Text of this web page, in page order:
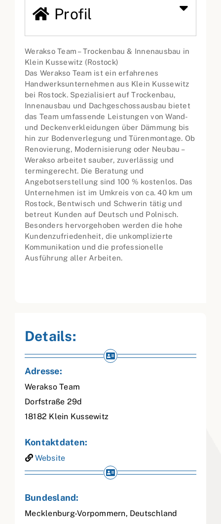
Profil
Werakso Team – Trockenbau & Innenausbau in
Klein Kussewitz (Rostock)
Das Werakso Team ist ein erfahrenes
Handwerksunternehmen aus Klein Kussewitz
bei Rostock. Spezialisiert auf Trockenbau,
Innenausbau und Dachgeschossausbau bietet
das Team umfassende Leistungen von Wand-
und Deckenverkleidungen über Dämmung bis
hin zur Bodenverlegung und Türenmontage. Ob
Renovierung, Modernisierung oder Neubau –
Werakso arbeitet sauber, zuverlässig und
termingerecht. Die Beratung und
Angebotserstellung sind 100 % kostenlos. Das
Unternehmen ist im Umkreis von ca. 40 km um
Rostock, Bentwisch und Schwerin tätig und
betreut Kunden auf Deutsch und Polnisch.
Besonders hervorgehoben werden die hohe
Kundenzufriedenheit, die unkomplizierte
Kommunikation und die professionelle
Ausführung aller Arbeiten.
Details:
Adresse:
Werakso Team
Dorfstraße 29d
18182 Klein Kussewitz
Kontaktdaten:
Website
Bundesland:
Mecklenburg-Vorpommern, Deutschland